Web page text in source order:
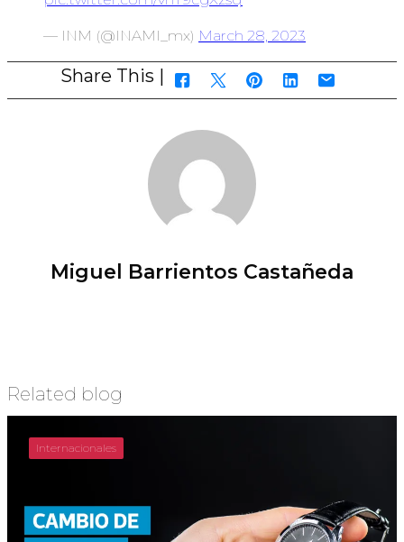
— INM (@INAMI_mx) March 28, 2023
Share This |
Miguel Barrientos Castañeda
Related blog
Internacionales